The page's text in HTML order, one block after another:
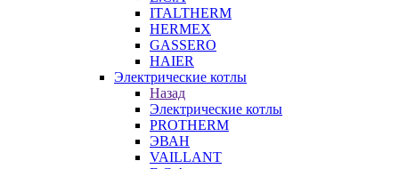
ITALTHERM
HERMEX
GASSERO
HAIER
Электрические котлы
Назад
Электрические котлы
PROTHERM
ЭВАН
VAILLANT